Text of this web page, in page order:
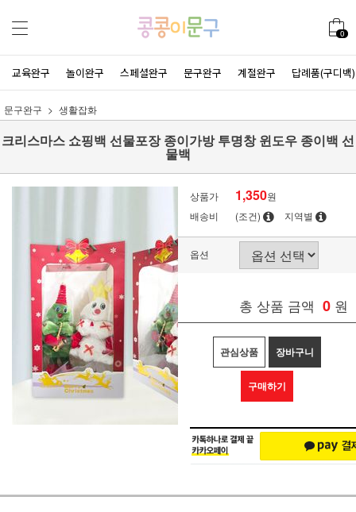
0
교육완구 놀이완구 스페셜완구 문구완구 계절완구 답례품(구디백)
문구완구 생활잡화
크리스마스 쇼핑백 선물포장 종이가방 투명창 윈도우 종이백 선
물백
상품가 1,350원
배송비
(조건) 지역별
옵션
총 상품 금액 0 원
관심상품 장바구니
구매하기